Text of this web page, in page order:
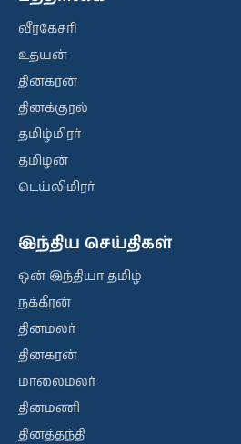
வீரகேசரி
உதயன்
தினகரன்
தினக்குரல்
தமிழ்மிரர்
தமிழன்
டெய்லிமிரர்
இந்திய செய்திகள்
ஒன் இந்தியா தமிழ்
நக்கீரன்
தினமலர்
தினகரன்
மாலைமலர்
தினமணி
தினத்தந்தி